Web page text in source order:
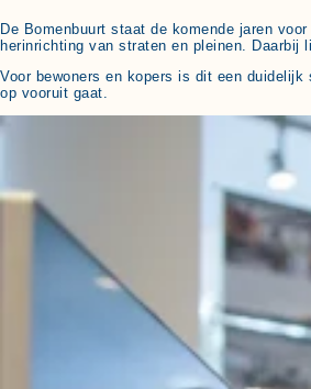
De Bomenbuurt staat de komende jaren
herinrichting van straten en pleinen. Daarbij
Voor bewoners en kopers is dit een
op vooruit gaat.